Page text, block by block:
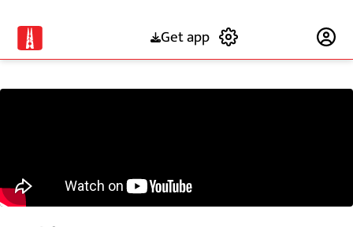
Get app